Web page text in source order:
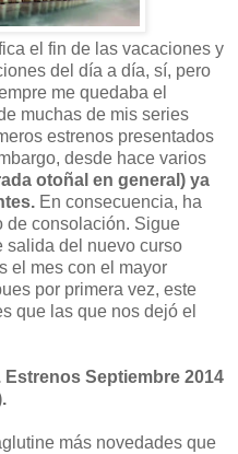
el fin de las vacaciones y
del día a día, sí, pero
me quedaba el
muchas de mis series
estrenos presentados
desde hace varios
otoñal en general) ya
En consecuencia, ha
de consolación. Sigue
salida del nuevo curso
el mes con el mayor
por primera vez, este
que las que nos dejó el
Estrenos Septiembre 2014
más novedades que